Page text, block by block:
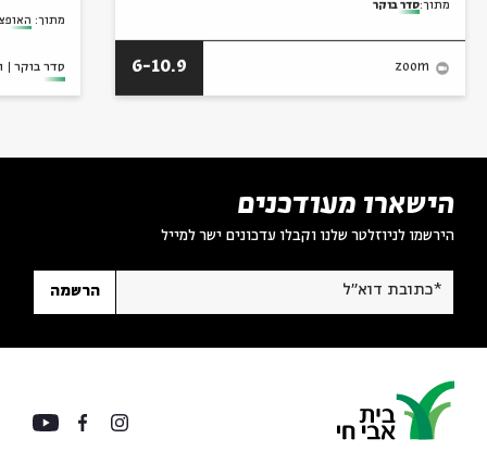
6-10.9
הישארו מעודכנים
הירשמו לניוזלטר שלנו וקבלו עדכונים ישר למייל
*כתובת דוא"ל הרשמה